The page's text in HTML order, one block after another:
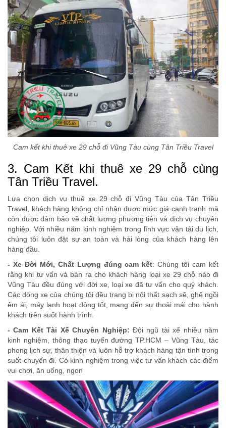
Cam kết khi thuê xe 29 chỗ đi Vũng Tàu cùng Tân Triều Travel
3. Cam Kết khi thuê xe 29 chỗ cùng
Tân Triều Travel.
Lựa chọn dịch vụ thuê xe 29 chỗ đi Vũng Tàu của Tân Triều
Travel, khách hàng không chỉ nhận được mức giá cạnh tranh mà
còn được đảm bảo về chất lượng phương tiện và dịch vụ chuyên
nghiệp. Với nhiều năm kinh nghiệm trong lĩnh vực vận tải du lịch,
chúng tôi luôn đặt sự an toàn và hài lòng của khách hàng lên
hàng đầu.
- Xe Đời Mới, Chất Lượng đúng cam kết: Chúng tôi cam kết
rằng khi tư vấn và bán ra cho khách hàng loại xe 29 chỗ nào đi
Vũng Tàu đều đúng với đời xe, loại xe đã tư vấn cho quý khách.
Các dòng xe của chúng tôi đều trang bị nội thất sạch sẽ, ghế ngồi
êm ái, máy lạnh hoạt động tốt, mang đến sự thoải mái cho hành
khách trên suốt hành trình.
- Cam Kết Tài Xế Chuyên Nghiệp: Đội ngũ tài xế nhiều năm
kinh nghiệm, thông thạo tuyến đường TP.HCM – Vũng Tàu, tác
phong lịch sự, thân thiện và luôn hỗ trợ khách hàng tận tình trong
suốt chuyến đi. Có kinh nghiệm trong việc tư vấn khách các điểm
vui chơi, ăn uống, ngon